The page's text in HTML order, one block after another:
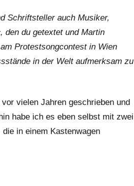
Schriftsteller auch Musiker,
den du getextet und Martin
Protestsongcontest in Wien
in der Welt aufmerksam zu
vielen Jahren geschrieben und
habe ich es eben selbst mit zwei
in einem Kastenwagen